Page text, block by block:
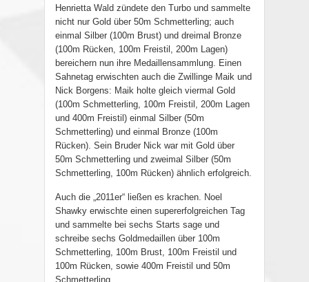
Henrietta Wald zündete den Turbo und sammelte
nicht nur Gold über 50m Schmetterling; auch
einmal Silber (100m Brust) und dreimal Bronze
(100m Rücken, 100m Freistil, 200m Lagen)
bereichern nun ihre Medaillensammlung. Einen
Sahnetag erwischten auch die Zwillinge Maik und
Nick Borgens: Maik holte gleich viermal Gold
(100m Schmetterling, 100m Freistil, 200m Lagen
und 400m Freistil) einmal Silber (50m
Schmetterling) und einmal Bronze (100m
Rücken). Sein Bruder Nick war mit Gold über
50m Schmetterling und zweimal Silber (50m
Schmetterling, 100m Rücken) ähnlich erfolgreich.
Auch die „2011er“ ließen es krachen. Noel
Shawky erwischte einen supererfolgreichen Tag
und sammelte bei sechs Starts sage und
schreibe sechs Goldmedaillen über 100m
Schmetterling, 100m Brust, 100m Freistil und
100m Rücken, sowie 400m Freistil und 50m
Schmetterling.